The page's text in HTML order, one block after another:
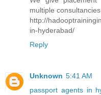
multiple
http://
in-hyderabad/
Reply
Unknown 5:41 AM
passport agents in